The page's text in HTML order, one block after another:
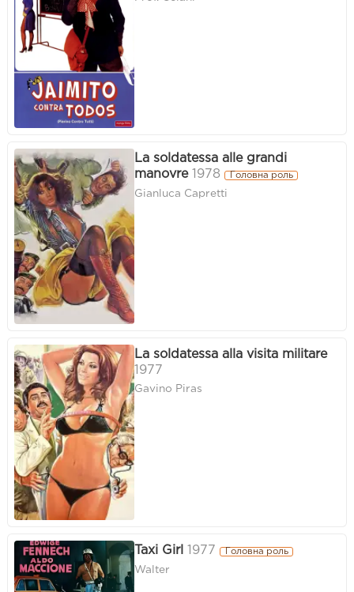
La soldatessa alle grandi
manovre 1978 Головна роль
Gianluca Capretti
La soldatessa alla visita militare
1977
Gavino Piras
Taxi Girl 1977 Головна роль
Walter